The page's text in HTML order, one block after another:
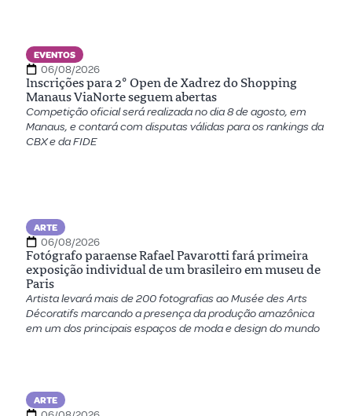
EVENTOS
06/08/2026
Inscrições para 2º Open de Xadrez do Shopping
Manaus ViaNorte seguem abertas
Competição oficial será realizada no dia 8 de agosto, em
Manaus, e contará com disputas válidas para os rankings da
CBX e da FIDE
ARTE
06/08/2026
Fotógrafo paraense Rafael Pavarotti fará primeira
exposição individual de um brasileiro em museu de
Paris
Artista levará mais de 200 fotografias ao Musée des Arts
Décoratifs marcando a presença da produção amazônica
em um dos principais espaços de moda e design do mundo
ARTE